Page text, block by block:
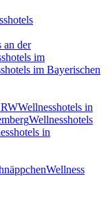
an der
im
im Bayerischen
Wellnesshotels in
Wellnesshotels
in
Wellness